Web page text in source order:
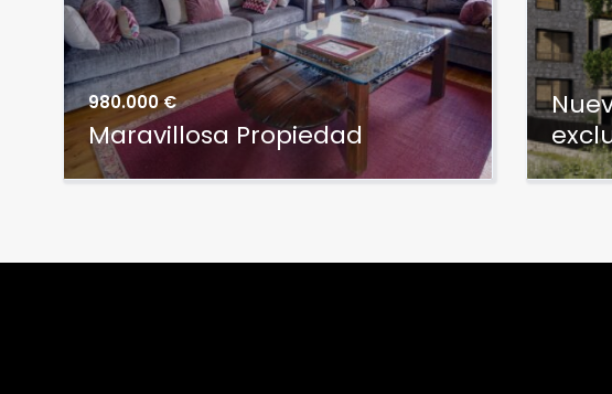
980.000 €
Maravillosa Propiedad